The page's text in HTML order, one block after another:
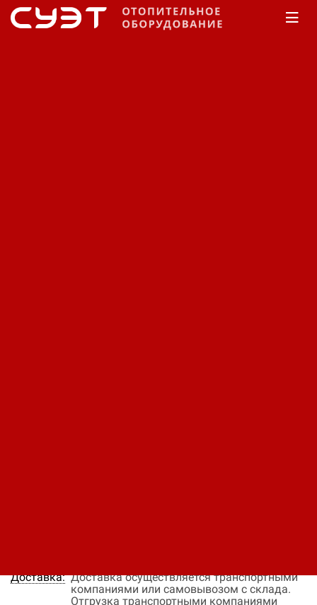
Доставка: Доставка осуществляется транспортными
компаниями или самовывозом с склада.
Отгрузка транспортными компаниями